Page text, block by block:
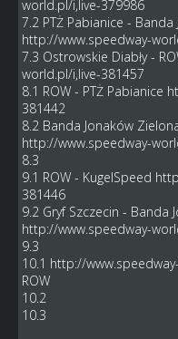
world.pl/i,live-379986
7.2 PTŻ Pabianice -
http://www.speedway-
7.3 Ostrowskie Diabły -
world.pl/i,live-381457
8.1 ROW - PTŻ Pabianice
381442
8.2 Banda Jonaków
http://www.speedway-
8.3
9.1 ROW - KugelSpeed
381446
9.2 Gryf Szczecin - Banda
http://www.speedway-
9.3
10.1 http://
ROW
10.2
10.3